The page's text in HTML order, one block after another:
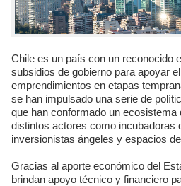
Chile es un país con un reconocido esquema de instituciones y
subsidios de gobierno para apoyar
emprendimientos en etapas
se han impulsado una serie de
que han conformado un ecosistema
distintos actores como incubadoras
inversionistas ángeles y espacios
Gracias al aporte económico del
brindan apoyo técnico y financiero